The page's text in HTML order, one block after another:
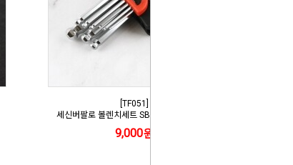
[TF051]
세신버팔로 볼렌치세트 SB-BWCS9 (숏타입)
9,000원